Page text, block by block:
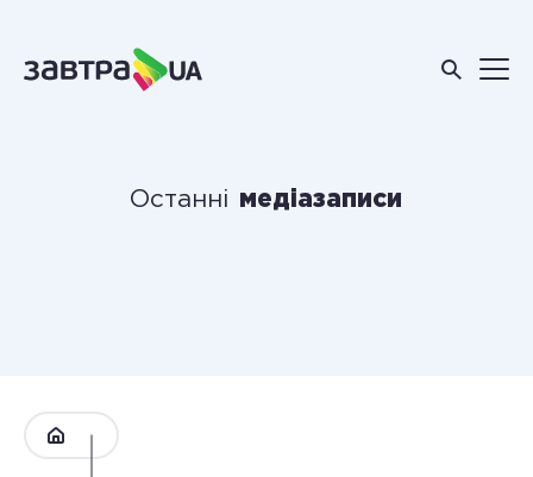
Останні медіазаписи